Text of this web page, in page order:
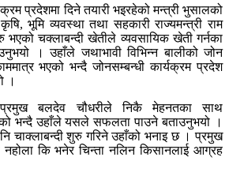
प्रदेशमा दिने तयारी भइरहेको मन्त्री भुसालको
भूमि व्यवस्था तथा सहकारी राज्यमन्त्री राम
भएको चक्लाबन्दी खेतीले व्यवसायिक खेती गर्नका
। उहाँले जथाभावी विभिन्न बालीको जोन
भएको भन्दै जोनसम्बन्धी कार्यक्रम प्रदेश
।
प्रमुख बलदेव चौधरीले निकै मेहनतका साथ
भन्दै उहाँले यसले सफलता पाउने बताउनुभयो ।
चाक्लाबन्दी शुरु गरिने उहाँको भनाइ छ । प्रमुख
कि भनेर चिन्ता नलिन किसानलाई आग्रह